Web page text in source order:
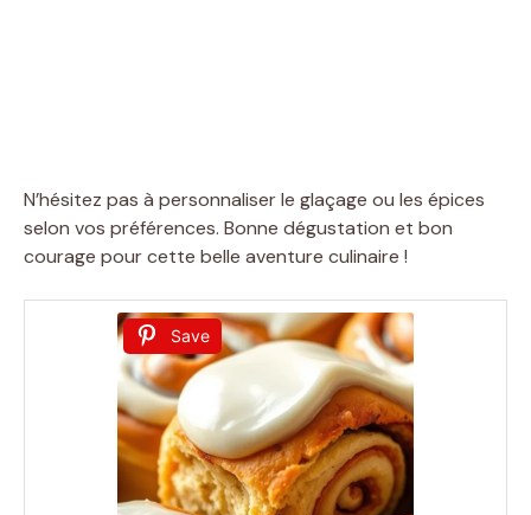
N’hésitez pas à personnaliser le glaçage ou les épices
selon vos préférences. Bonne dégustation et bon
courage pour cette belle aventure culinaire !
Save